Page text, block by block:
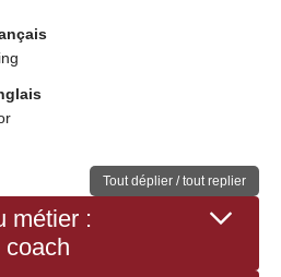
Tout déplier / tout replier
métier :
coach